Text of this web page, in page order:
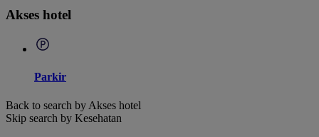
Akses hotel
Parkir
Back to search by Akses hotel
Skip search by Kesehatan